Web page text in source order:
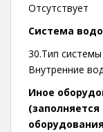
Отсутствует
Система
30.Тип
Внутренние
Иное